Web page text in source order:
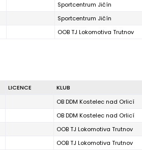
Sportcentrum Jičín
Sportcentrum Jičín
OOB TJ Lokomotiva Trutnov
LICENCE KLUB
OB DDM Kostelec nad Orlicí
OB DDM Kostelec nad Orlicí
OOB TJ Lokomotiva Trutnov
OOB TJ Lokomotiva Trutnov